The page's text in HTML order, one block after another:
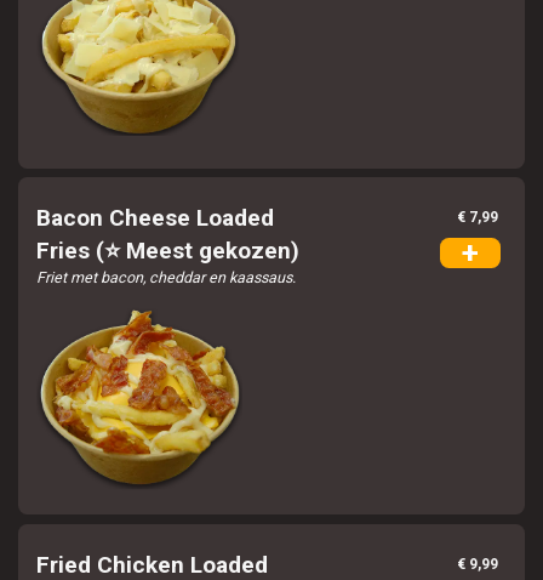
Bacon Cheese Loaded
Fries (⭐ Meest gekozen)
Friet met bacon, cheddar en kaassaus.
€ 7,99
+
Fried Chicken Loaded
€ 9,99